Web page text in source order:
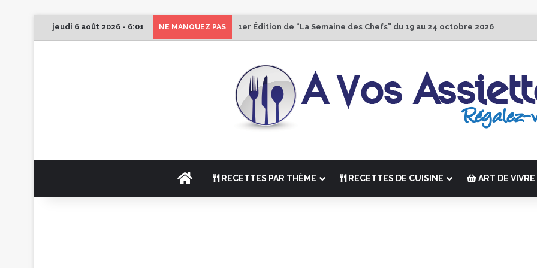
jeudi 6 août 2026 - 6:01 NE MANQUEZ PAS 1er Édition de “La Semaine des Chefs” du 19 au 24 octobre 2026
ACCUEILRECETTES PAR THÈME RECETTES DE CUISINE ART DE VIVRE